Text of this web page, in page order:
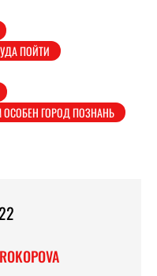
ПОЙТИ
ОСОБЕН ГОРОД ПОЗНАНЬ